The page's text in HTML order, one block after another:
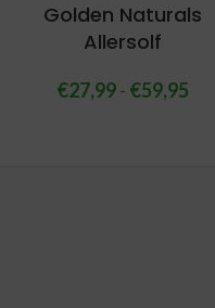
Golden Naturals
Allersolf
€27,99- €59,95